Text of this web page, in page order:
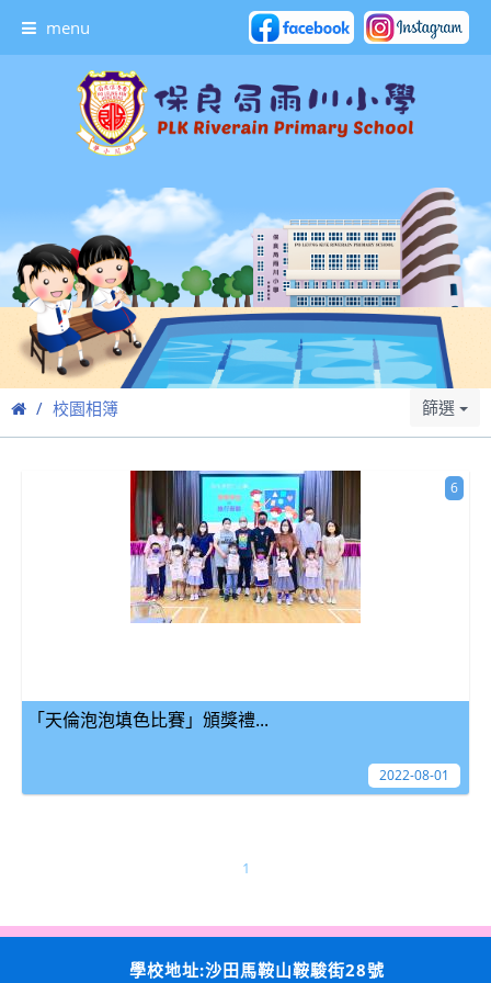
menu
校園相簿 篩選
「天倫泡泡填色比賽」頒獎禮...
6
2022-08-01
1
學校地址:沙田馬鞍山鞍駿街28號